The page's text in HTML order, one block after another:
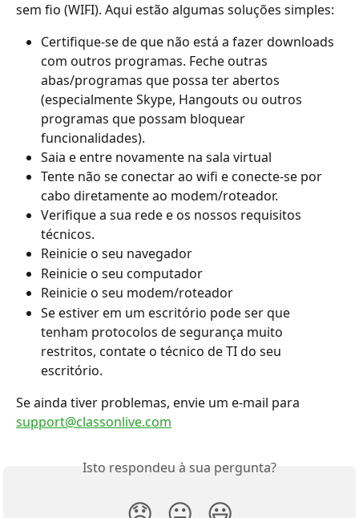
sem fio (WIFI). Aqui estão algumas soluções simples:
Certifique-se de que não está a fazer downloads
com outros programas. Feche outras
abas/programas que possa ter abertos
(especialmente Skype, Hangouts ou outros
programas que possam bloquear
funcionalidades).
Saia e entre novamente na sala virtual
Tente não se conectar ao wifi e conecte-se por
cabo diretamente ao modem/roteador.
Verifique a sua rede e os nossos requisitos
técnicos.
Reinicie o seu navegador
Reinicie o seu computador
Reinicie o seu modem/roteador
Se estiver em um escritório pode ser que
tenham protocolos de segurança muito
restritos, contate o técnico de TI do seu
escritório.
Se ainda tiver problemas, envie um e-mail para
support@classonlive.com
Isto respondeu à sua pergunta?